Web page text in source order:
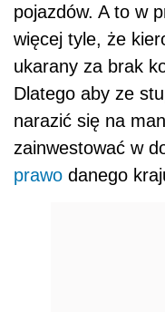
pojazdów. A to w
więcej tyle, że
ukarany za brak
Dlatego aby ze
narazić się na
zainwestować w
prawo danego